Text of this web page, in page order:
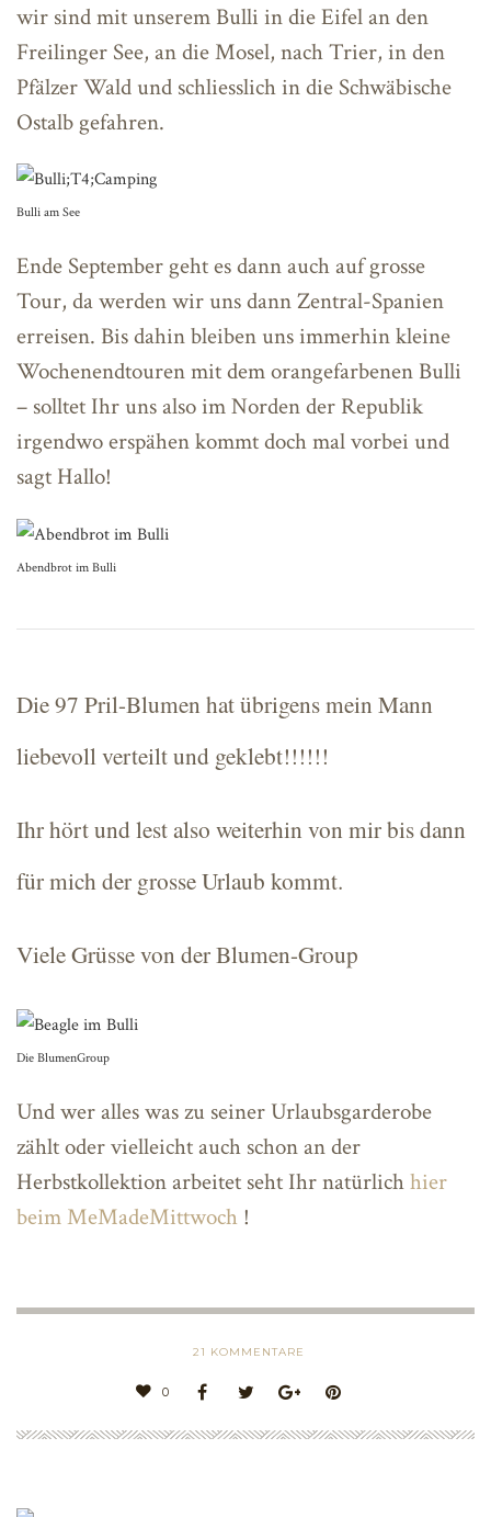
wir sind mit unserem Bulli in die Eifel an den
Freilinger See, an die Mosel, nach Trier, in den
Pfälzer Wald und schliesslich in die Schwäbische
Ostalb gefahren.
Bulli am See
Ende September geht es dann auch auf grosse
Tour, da werden wir uns dann Zentral-Spanien
erreisen. Bis dahin bleiben uns immerhin kleine
Wochenendtouren mit dem orangefarbenen Bulli
– solltet Ihr uns also im Norden der Republik
irgendwo erspähen kommt doch mal vorbei und
sagt Hallo!
Abendbrot im Bulli
Die 97 Pril-Blumen hat übrigens mein Mann
liebevoll verteilt und geklebt!!!!!!
Ihr hört und lest also weiterhin von mir bis dann
für mich der grosse Urlaub kommt.
Viele Grüsse von der Blumen-Group
Die BlumenGroup
Und wer alles was zu seiner Urlaubsgarderobe
zählt oder vielleicht auch schon an der
Herbstkollektion arbeitet seht Ihr natürlichhier
beim MeMadeMittwoch !
21 KOMMENTARE
0